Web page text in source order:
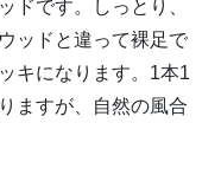
ドです。しっとり、
ッドと違って裸足で
キになります。1本1
ますが、自然の風合